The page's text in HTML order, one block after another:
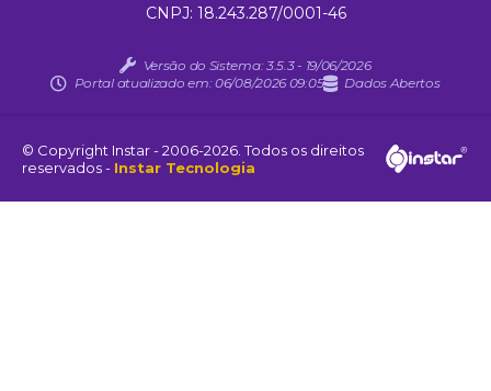
18.243.287/0001-46
Versão do Sistema:3.5.3 - 19/06/2026
Portal atualizado em:06/08/2026 09:05 Dados Abertos
© Copyright Instar - 2006-2026. Todos os direitos
reservados - Instar Tecnologia